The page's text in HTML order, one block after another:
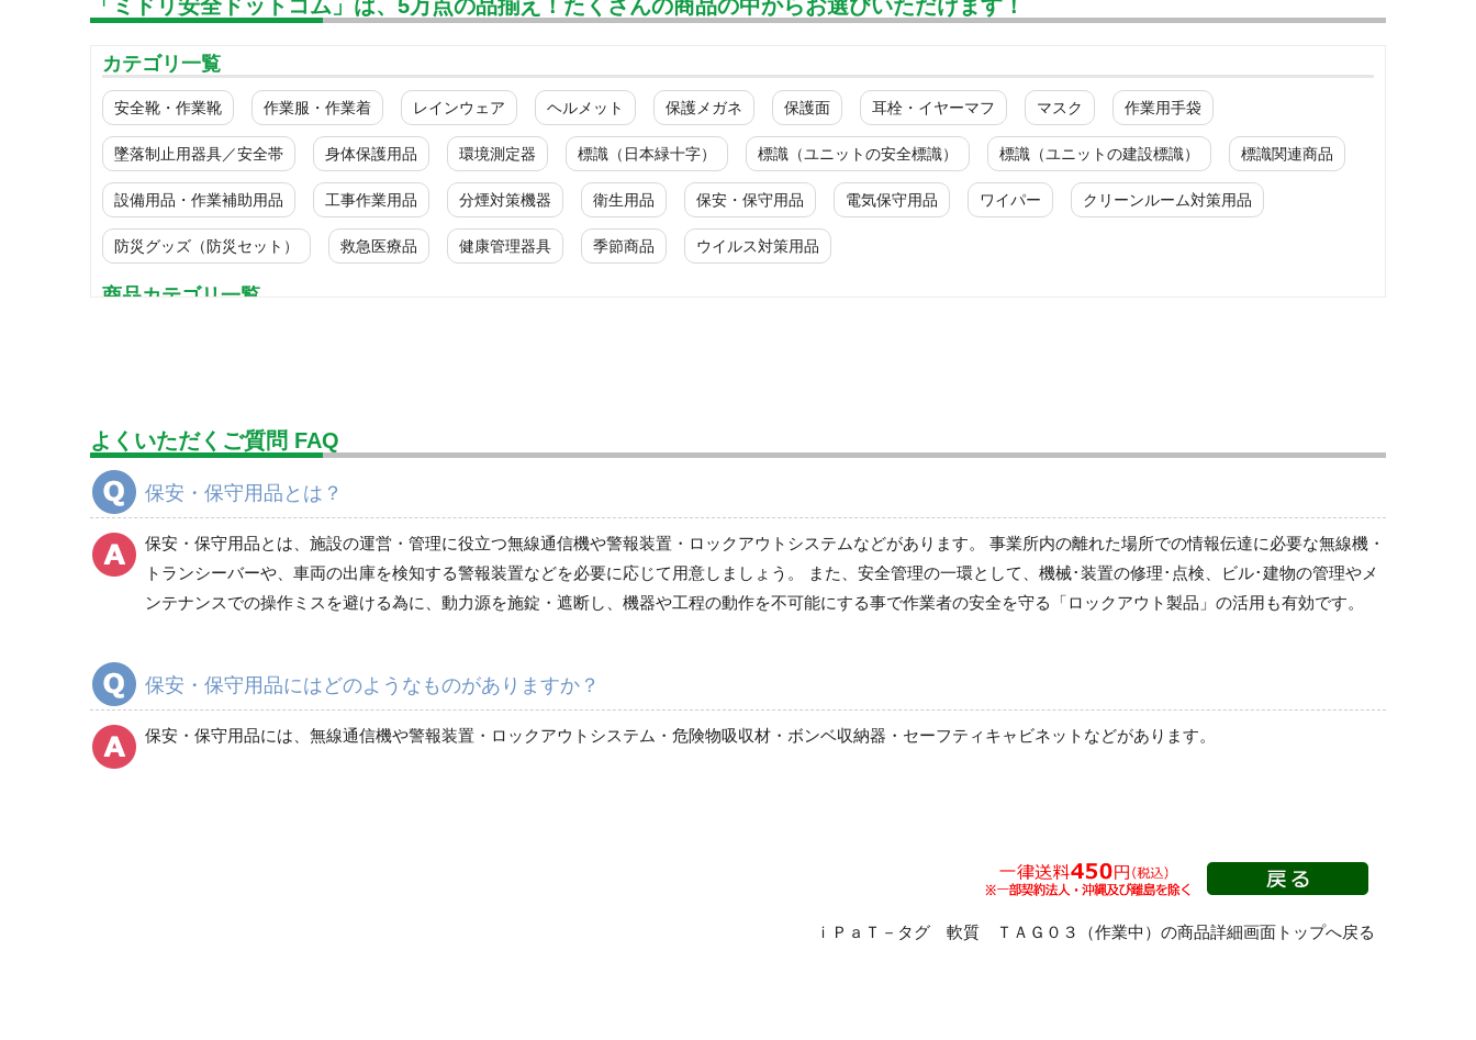
「ミドリ安全ドットコム」は、5万点の品揃え！たくさんの商品の中からお選びいただけます！
カテゴリ一覧
安全靴・作業靴 作業服・作業着 レインウェア ヘルメット 保護メガネ 保護面 耳栓・イヤーマフ マスク 作業用手袋
墜落制止用器具／安全帯 身体保護用品 環境測定器 標識（日本緑十字） 標識（ユニットの安全標識） 標識（ユニットの建設標識） 標識関連商品
設備用品・作業補助用品 工事作業用品 分煙対策機器 衛生用品 保安・保守用品 電気保守用品 ワイパー クリーンルーム対策用品
防災グッズ（防災セット） 救急医療品 健康管理器具 季節商品 ウイルス対策用品
商品カテゴリ一覧
よくいただくご質問 FAQ
保安・保守用品とは？
保安・保守用品とは、施設の運営・管理に役立つ無線通信機や警報装置・ロックアウトシステムなどがあります。 事業所内の離れた場所での情報伝達に必要な無線機・
トランシーバーや、車両の出庫を検知する警報装置などを必要に応じて用意しましょう。 また、安全管理の一環として、機械･装置の修理･点検、ビル･建物の管理やメ
ンテナンスでの操作ミスを避ける為に、動力源を施錠・遮断し、機器や工程の動作を不可能にする事で作業者の安全を守る「ロックアウト製品」の活用も有効です。
保安・保守用品にはどのようなものがありますか？
保安・保守用品には、無線通信機や警報装置・ロックアウトシステム・危険物吸収材・ボンベ収納器・セーフティキャビネットなどがあります。
ｉＰａＴ－タグ 軟質 ＴＡＧ０３（作業中）の商品詳細画面トップへ戻る